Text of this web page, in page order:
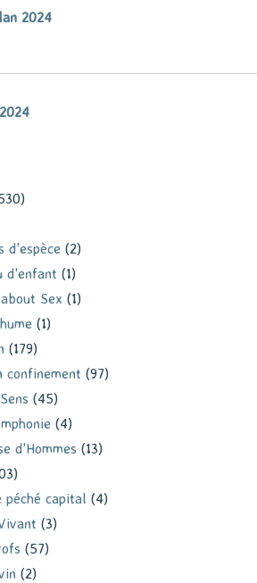
2024
d'espèce (2)
d'enfant (1)
Sex (1)
(1)
(179)
confinement (97)
(45)
(4)
d'Hommes (13)
péché capital (4)
(3)
(57)
(2)